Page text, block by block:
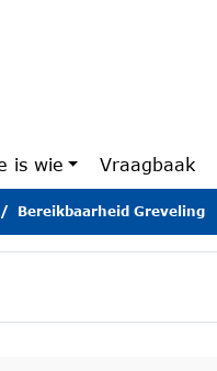
is wie Vraagbaak
Bereikbaarheid Greveling